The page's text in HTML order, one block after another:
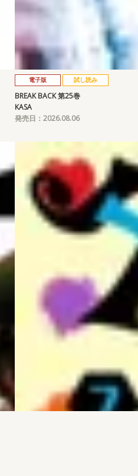
電子版 試し読み
BREAK BACK 第25巻
KASA
発売日：2026.08.06